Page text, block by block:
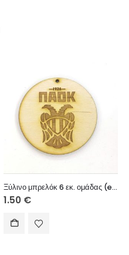
Ξύλινο μπρελόκ 6 εκ. ομάδας (engrave)
1.50 €